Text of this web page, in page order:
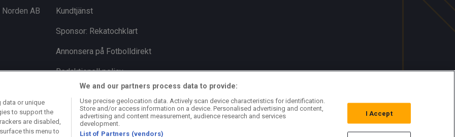
AB
Kundtjänst
Sponsor: Rekatochklart
Annonsera på Fotbolldirekt
Redaktionell policy
Personuppgiftspolicy
Cookiepolicy
Arkiv
data or unique
to support the
are disabled,
this menu to
We and our partners process data to provide:
Use precise geolocation data. Actively scan device characteristics for identification.
Store and/or access information on a device. Personalised advertising and content,
advertising and content measurement, audience research and services
development.
List of Partners (vendors)
I Accept